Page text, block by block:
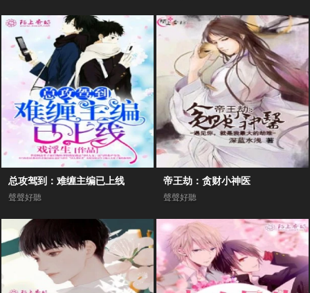
总攻驾到：难缠主编已上线
聲聲好聽
帝王劫：贪财小神医
聲聲好聽